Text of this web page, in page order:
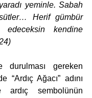
yeminle. Sabah
Herif gümbür
edeceksin kendine
durulması gereken
“Ardıç Ağacı” adını
ardıç sembolünün